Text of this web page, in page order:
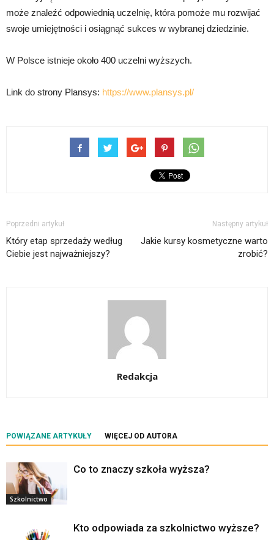
może znaleźć odpowiednią uczelnię, która pomoże mu rozwijać
swoje umiejętności i osiągnąć sukces w wybranej dziedzinie.
W Polsce istnieje około 400 uczelni wyższych.
Link do strony Plansys: https://www.plansys.pl/
Poprzedni artykuł
Który etap sprzedaży według
Ciebie jest najważniejszy?
Następny artykuł
Jakie kursy kosmetyczne warto
zrobić?
Redakcja
POWIĄZANE ARTYKUŁY WIĘCEJ OD AUTORA
Szkolnictwo
Co to znaczy szkoła wyższa?
Kto odpowiada za szkolnictwo wyższe?